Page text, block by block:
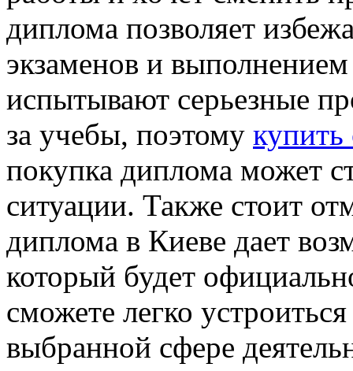
диплома позволяет
экзаменов и
испытывают серьезные
за учебы, поэтому купить
покупка диплома может
ситуации. Также стоит
диплома в Киеве дает
который будет
сможете легко
выбранной сфере